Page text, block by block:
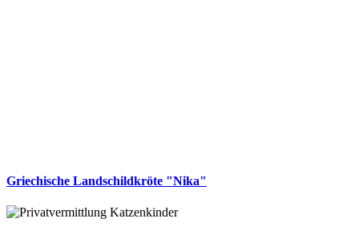
Griechische Landschildkröte "Nika"